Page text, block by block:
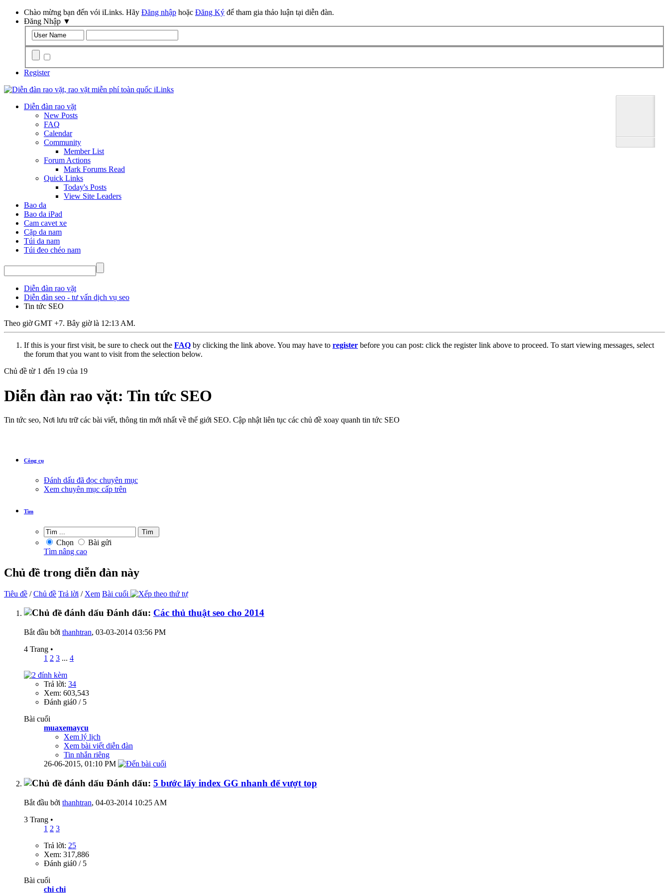
Chào mừng bạn đến vói iLinks. Hãy Đăng nhập hoặc Đăng Ký để tham gia thảo luận tại diễn đàn.
Đăng Nhập ▼
Register
Diễn đàn rao vặt
New Posts
FAQ
Calendar
Community
Member List
Forum Actions
Mark Forums Read
Quick Links
Today's Posts
View Site Leaders
Bao da
Bao da iPad
Cam cavet xe
Cặp da nam
Túi da nam
Túi đeo chéo nam
Diễn đàn rao vặt
Diễn đàn seo - tư vấn dịch vụ seo
Tin tức SEO
Theo giờ GMT +7. Bây giờ là 12:13 AM.
If this is your first visit, be sure to check out the FAQ by clicking the link above. You may have to register before you can post: click the register link above to proceed. To start viewing messages, select
the forum that you want to visit from the selection below.
Chủ đề từ 1 đến 19 của 19
Diễn đàn rao vặt: Tin tức SEO
Tin tức seo, Nơi lưu trữ các bài viết, thông tin mới nhất về thế giới SEO. Cập nhật liên tục các chủ đề xoay quanh tin tức SEO
Công cụ
Đánh dấu đã đọc chuyên mục
Xem chuyên mục cấp trên
Tìm
Chọn
Bài gửi
Tìm nâng cao
Chủ đề trong diễn đàn này
Tiêu đề /Chủ đề Trả lời / Xem Bài cuối
Đánh dấu: Các thủ thuật seo cho 2014
Bắt đầu bởi thanhtran‎, 03-03-2014 03:56 PM
4 Trang •
1 2 3 ... 4
Trả lời: 34
Xem: 603,543
Đánh giá0 / 5
Bài cuối
muaxemaycu
Xem lý lịch
Xem bài viết diễn đàn
Tin nhắn riêng
26-06-2015, 01:10 PM
Đánh dấu: 5 bước lấy index GG nhanh để vượt top
Bắt đầu bởi thanhtran‎, 04-03-2014 10:25 AM
3 Trang •
1 2 3
Trả lời: 25
Xem: 317,886
Đánh giá0 / 5
Bài cuối
chi chi